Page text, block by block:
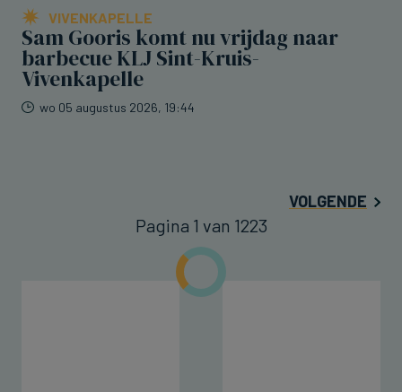
VIVENKAPELLE
Sam Gooris komt nu vrijdag naar
barbecue KLJ Sint-Kruis-
Vivenkapelle
wo 05 augustus 2026, 19:44
VOLGENDE
Pagina 1 van 1223